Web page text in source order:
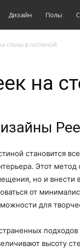
Дизайн Полы
стены в гостиной
на
становится
Этот
но и внести
от
для
подходов
высоту